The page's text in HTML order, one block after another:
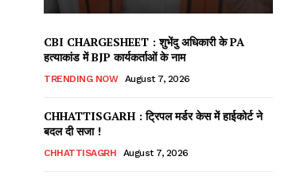
CBI CHARGESHEET : शुभेंदु अधिकारी के PA
हत्याकांड में BJP कार्यकर्ताओं के नाम
TRENDING NOW August 7, 2026
CHHATTISGARH : ट्रिपल मर्डर केस में हाईकोर्ट ने
बदल दी सजा !
CHHATTISAGRH August 7, 2026